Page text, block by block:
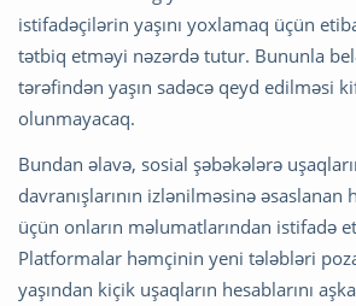
istifadəçilərin yaşını yoxlamaq üçün
tətbiq etməyi nəzərdə tutur. Bununla
tərəfindən yaşın sadəcə qeyd edilməsi
olunmayacaq.
Bundan əlavə, sosial şəbəkələrə
davranışlarının izlənilməsinə
üçün onların məlumatlarından istifadə
Platformalar həmçinin yeni tələbləri
yaşından kiçik uşaqların hesablarını